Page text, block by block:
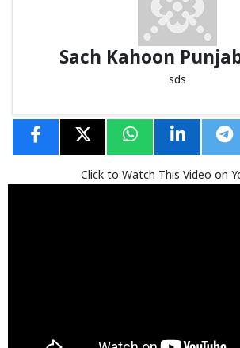
Sach Kahoon
sds
Click to Watch This Video on